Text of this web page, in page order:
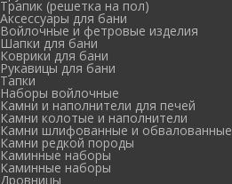
Трапик (решетка на пол)
Аксессуары для бани
Войлочные и фетровые изделия
Шапки для бани
Коврики для бани
Рукавицы для бани
Тапки
Наборы войлочные
Камни и наполнители для печей
Камни колотые и наполнители
Камни шлифованные и обвалованные
Камни редкой породы
Каминные наборы
Каминные наборы
Дровницы